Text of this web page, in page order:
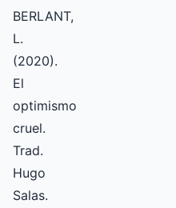
BERLANT,
L.
(2020).
El
optimismo
cruel.
Trad.
Hugo
Salas.